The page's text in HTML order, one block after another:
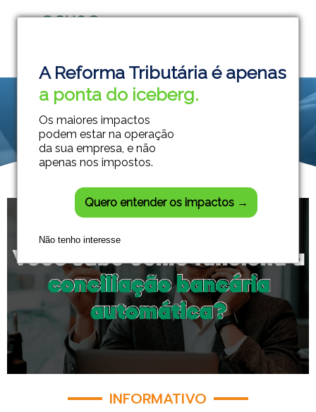
A Reforma Tributária é apenas
a ponta do iceberg.
Os maiores impactos
podem estar na operação
da sua empresa, e não
apenas nos impostos.
Quero entender os impactos →
Não tenho interesse
Grupo Módulos
Sistemas Contábeis e Empresariais
INFORMATIVO